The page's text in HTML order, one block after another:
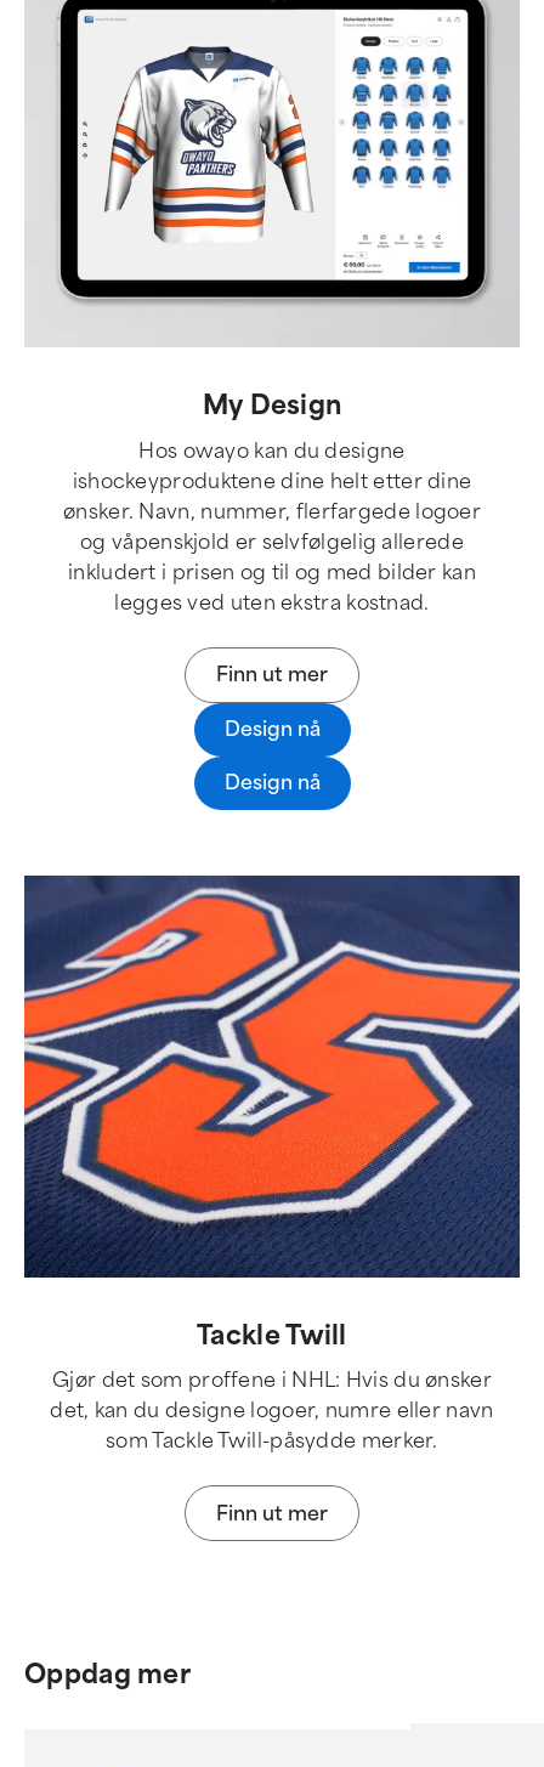
My Design
Hos owayo kan du designe
ishockeyproduktene dine helt etter dine
ønsker. Navn, nummer, flerfargede logoer
og våpenskjold er selvfølgelig allerede
inkludert i prisen og til og med bilder kan
legges ved uten ekstra kostnad.
Finn ut mer
Design nå
Design nå
Tackle Twill
Gjør det som proffene i NHL: Hvis du ønsker
det, kan du designe logoer, numre eller navn
som Tackle Twill-påsydde merker.
Finn ut mer
Oppdag mer